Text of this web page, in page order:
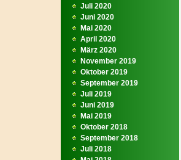
Juli 2020
Juni 2020
Mai 2020
April 2020
März 2020
November 2019
Oktober 2019
September 2019
Juli 2019
Juni 2019
Mai 2019
Oktober 2018
September 2018
Juli 2018